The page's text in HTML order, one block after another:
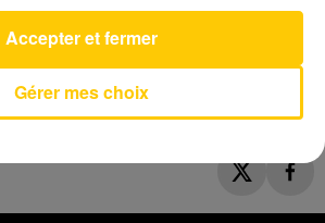
LOREEN
Gérer mes choix
Accepter et fermer